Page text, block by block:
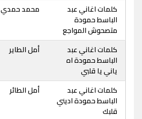
كلمات اغاني عبد
الباسط حمودة
متصحوش المواجع
محمد حمدي
كلمات اغاني عبد
الباسط حمودة اه
ياني يا قلبي
أمل الطاير
كلمات اغاني عبد
الباسط حمودة اديني
قلبك
أمل الطائر